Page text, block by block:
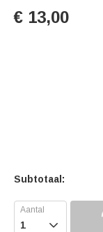
€ 13,00
Subtotaal:
